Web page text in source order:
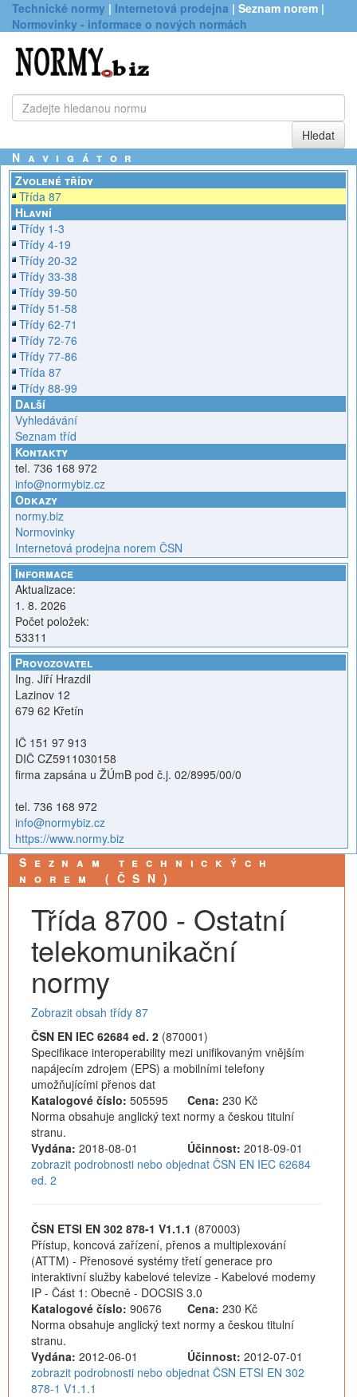
Technické normy | Internetová prodejna | Seznam norem |
Normovinky - informace o nových normách
Navigátor
Zvolené třídy
Třída 87
Hlavní
Třídy 1-3
Třídy 4-19
Třídy 20-32
Třídy 33-38
Třídy 39-50
Třídy 51-58
Třídy 62-71
Třídy 72-76
Třídy 77-86
Třída 87
Třídy 88-99
Další
Vyhledávání
Seznam tříd
Kontakty
tel. 736 168 972
info@normybiz.cz
Odkazy
normy.biz
Normovinky
Internetová prodejna norem ČSN
Informace
Aktualizace:
1. 8. 2026
Počet položek:
53311
Provozovatel
Ing. Jiří Hrazdil
Lazinov 12
679 62 Křetín
IČ 151 97 913
DIČ CZ5911030158
firma zapsána u ŽÚmB pod č.j. 02/8995/00/0
tel. 736 168 972
info@normybiz.cz
https://www.normy.biz
Seznam technických
norem (ČSN)
Třída 8700 - Ostatní
telekomunikační
normy
Zobrazit obsah třídy 87
ČSN EN IEC 62684 ed. 2 (870001)
Specifikace interoperability mezi unifikovaným vnějším
napájecím zdrojem (EPS) a mobilními telefony
umožňujícími přenos dat
Katalogové číslo: 505595 Cena: 230 Kč
Norma obsahuje anglický text normy a českou titulní
stranu.
Vydána: 2018-08-01 Účinnost: 2018-09-01
zobrazit podrobnosti nebo objednat ČSN EN IEC 62684
ed. 2
ČSN ETSI EN 302 878-1 V1.1.1 (870003)
Přístup, koncová zařízení, přenos a multiplexování
(ATTM) - Přenosové systémy třetí generace pro
interaktivní služby kabelové televize - Kabelové modemy
IP - Část 1: Obecně - DOCSIS 3.0
Katalogové číslo: 90676 Cena: 230 Kč
Norma obsahuje anglický text normy a českou titulní
stranu.
Vydána: 2012-06-01 Účinnost: 2012-07-01
zobrazit podrobnosti nebo objednat ČSN ETSI EN 302
878-1 V1.1.1